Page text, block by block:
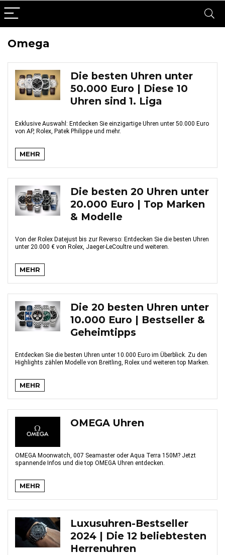
Omega
Die besten Uhren unter
50.000 Euro | Diese 10
Uhren sind 1. Liga
Exklusive Auswahl: Entdecken Sie einzigartige Uhren unter 50.000 Euro
von AP, Rolex, Patek Philippe und mehr.
MEHR
Die besten 20 Uhren unter
20.000 Euro | Top Marken
& Modelle
Von der Rolex Datejust bis zur Reverso: Entdecken Sie die besten Uhren
unter 20.000 € von Rolex, Jaeger-LeCoultre und weiteren.
MEHR
Die 20 besten Uhren unter
10.000 Euro | Bestseller &
Geheimtipps
Entdecken Sie die besten Uhren unter 10.000 Euro im Überblick. Zu den
Highlights zählen Modelle von Breitling, Rolex und weiteren top Marken.
MEHR
OMEGA Uhren
OMEGA Moonwatch, 007 Seamaster oder Aqua Terra 150M? Jetzt
spannende Infos und die top OMEGA Uhren entdecken.
MEHR
Luxusuhren-Bestseller
2024 | Die 12 beliebtesten
Herrenuhren